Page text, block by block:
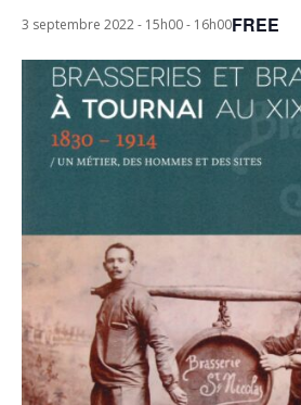
3 septembre 2022 - 15h00- 16h00FREE